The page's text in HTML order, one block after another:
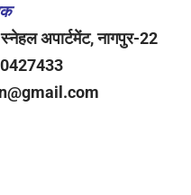
अपार्टमेंट, नागपुर-22